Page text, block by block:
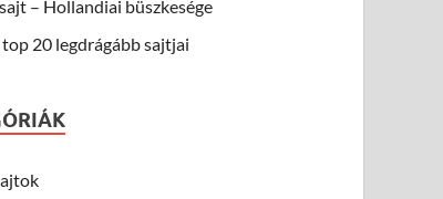
– Hollandiai büszkesége
20 legdrágább sajtjai